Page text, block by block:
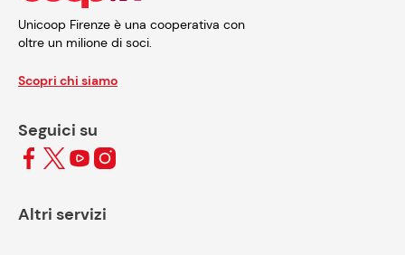
Unicoop Firenze è una cooperativa con
oltre un milione di soci.
Scopri chi siamo
Seguici su
Altri servizi